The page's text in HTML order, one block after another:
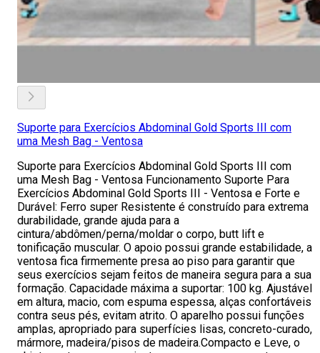
Suporte para Exercícios Abdominal Gold Sports III com
uma Mesh Bag - Ventosa
Suporte para Exercícios Abdominal Gold Sports III com
uma Mesh Bag - Ventosa Funcionamento Suporte Para
Exercícios Abdominal Gold Sports III - Ventosa e Forte e
Durável: Ferro super Resistente é construído para extrema
durabilidade, grande ajuda para a
cintura/abdômen/perna/moldar o corpo, butt lift e
tonificação muscular. O apoio possui grande estabilidade, a
ventosa fica firmemente presa ao piso para garantir que
seus exercícios sejam feitos de maneira segura para a sua
formação. Capacidade máxima a suportar: 100 kg. Ajustável
em altura, macio, com espuma espessa, alças confortáveis
contra seus pés, evitam atrito. O aparelho possui funções
amplas, apropriado para superfícies lisas, concreto-curado,
mármore, madeira/pisos de madeira.Compacto e Leve, o